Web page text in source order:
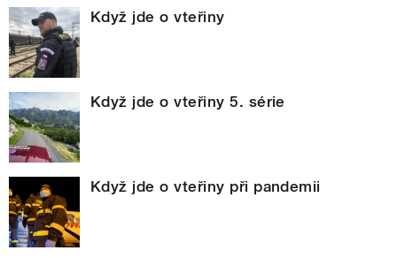
Když jde o vteřiny
Když jde o vteřiny 5. série
Když jde o vteřiny při pandemii